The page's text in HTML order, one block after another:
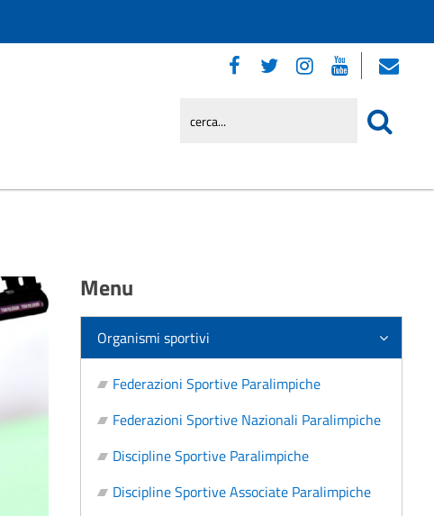
Menu
Organismi sportivi
Federazioni Sportive Paralimpiche
Federazioni Sportive Nazionali Paralimpiche
Discipline Sportive Paralimpiche
Discipline Sportive Associate Paralimpiche